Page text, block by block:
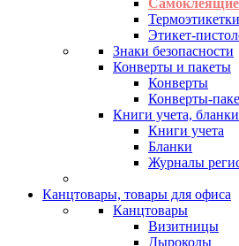
Этикет-
Знаки безопасности
Конверты и пакеты
Конверты
Конверты-
Книги учета, бланки
Книги учета
Бланки
Журналы
Канцтовары, товары для офиса
Канцтовары
Визитницы
Дыроколы